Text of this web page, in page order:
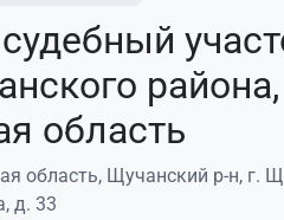
района,
область
область, Щучанский р-н, г.
д. 33